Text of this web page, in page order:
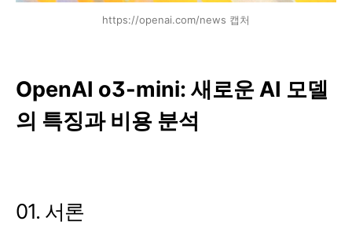
https://openai.com/news 캡처
OpenAI o3-mini: 새로운 AI 모델
의 특징과 비용 분석
01. 서론